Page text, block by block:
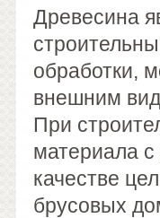
Древесина
обработки,
внешним
При
материала
качестве
брусовых